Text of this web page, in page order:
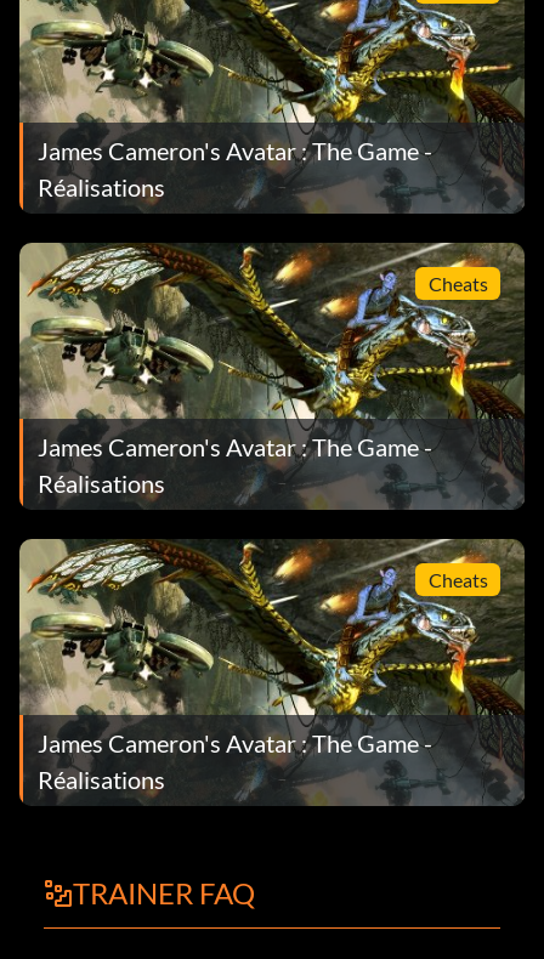
James Cameron's Avatar : The Game -
Réalisations
Cheats
James Cameron's Avatar : The Game -
Réalisations
Cheats
James Cameron's Avatar : The Game -
Réalisations
TRAINER FAQ